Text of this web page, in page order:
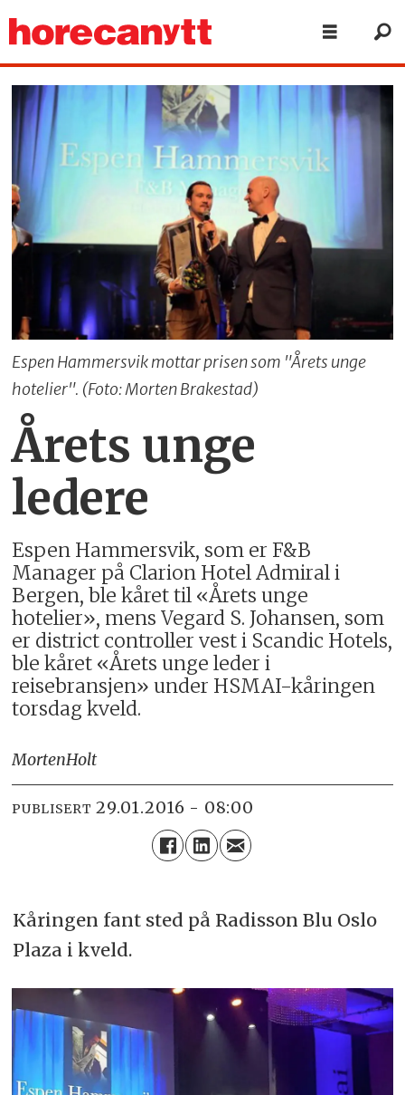
Espen Hammersvik mottar prisen som "Årets unge
hotelier". (Foto: Morten Brakestad)
Årets unge
ledere
Espen Hammersvik, som er F&B
Manager på Clarion Hotel Admiral i
Bergen, ble kåret til «Årets unge
hotelier», mens Vegard S. Johansen, som
er district controller vest i Scandic Hotels,
ble kåret «Årets unge leder i
reisebransjen» under HSMAI-kåringen
torsdag kveld.
MortenHolt
PUBLISERT 29.01.2016 - 08:00
Kåringen fant sted på Radisson Blu Oslo
Plaza i kveld.